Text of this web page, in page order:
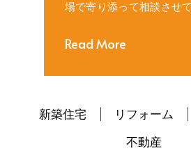
場で寄り添って相談させ
Read More
新築住宅 リフォーム
不動産